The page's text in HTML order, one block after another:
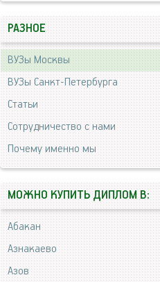
РАЗНОЕ
ВУЗы Москвы
ВУЗы Санкт-Петербурга
Статьи
Сотрудничество с нами
Почему именно мы
МОЖНО КУПИТЬ ДИПЛОМ В:
Абакан
Азнакаево
Азов